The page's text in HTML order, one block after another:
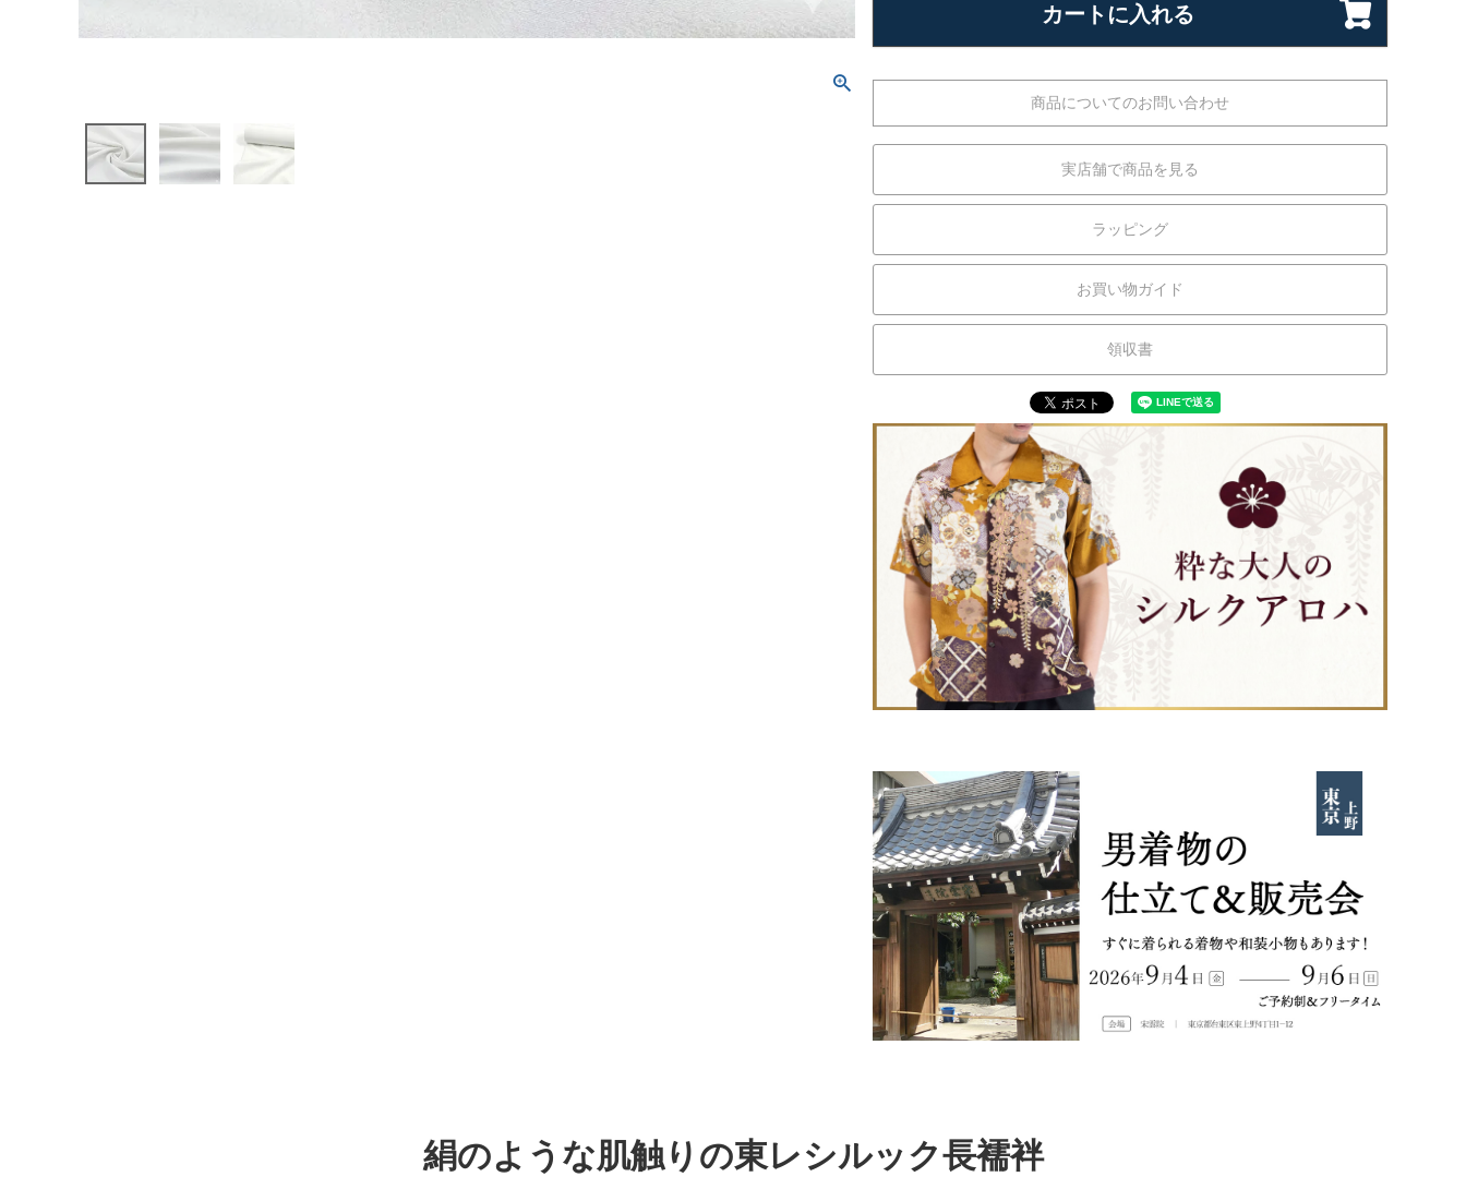
カートに入れる
商品についてのお問い合わせ
実店舗で商品を見る
ラッピング
お買い物ガイド
領収書
絹のような肌触りの東レシルック長襦袢